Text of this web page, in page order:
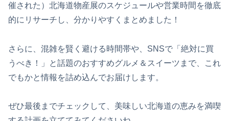
催された）北海道物産展のスケジュールや営業時間を徹底
的にリサーチし、分かりやすくまとめました！
さらに、混雑を賢く避ける時間帯や、SNSで「絶対に買
うべき！」と話題のおすすめグルメ＆スイーツまで、これ
でもかと情報を詰め込んでお届けします。
ぜひ最後までチェックして、美味しい北海道の恵みを満喫